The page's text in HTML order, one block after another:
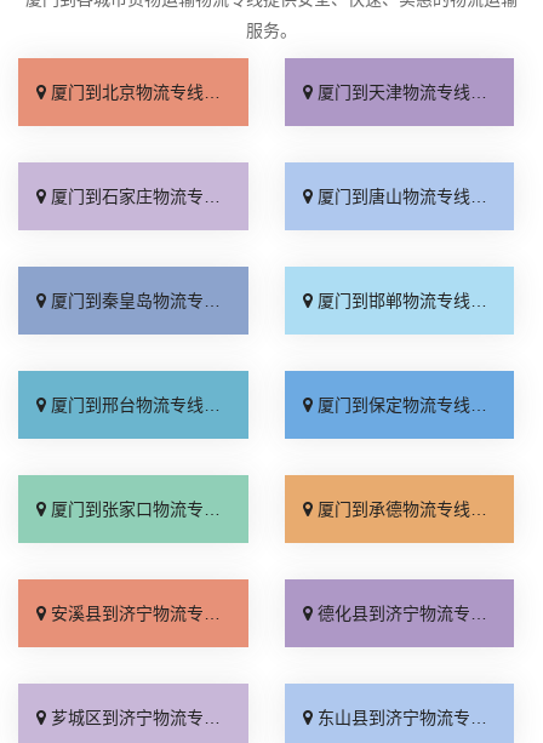
服务。
厦门到北京物流专线_直达不中转「送货到门」 厦门到天津物流专线_运保时效「高效快运」
厦门到石家庄物流专线_准时准点「多少公里」 厦门到唐山物流专线_全境派送「收费介绍」
厦门到秦皇岛物流专线_高效运输「运保时效」 厦门到邯郸物流专线_物流拼车「全境配送」
厦门到邢台物流专线_专业靠谱「上门提货」 厦门到保定物流专线_全程直达「高效运输」
厦门到张家口物流专线_全境派送「多久能到」 厦门到承德物流专线_专业调车「合理收费」
安溪县到济宁物流专线_上门取件「直达往返」 德化县到济宁物流专线_直发全境「资质齐全」
芗城区到济宁物流专线_实时反馈「多少公里」 东山县到济宁物流专线_全程直达「多少公里」